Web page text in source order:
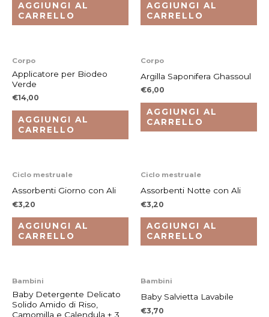
AGGIUNGI AL
CARRELLO
AGGIUNGI AL
CARRELLO
Corpo
Applicatore per Biodeo
Verde
€14,00
AGGIUNGI AL
CARRELLO
Corpo
Argilla Saponifera Ghassoul
€6,00
AGGIUNGI AL
CARRELLO
Ciclo mestruale
Assorbenti Giorno con Ali
€3,20
AGGIUNGI AL
CARRELLO
Ciclo mestruale
Assorbenti Notte con Ali
€3,20
AGGIUNGI AL
CARRELLO
Bambini
Baby Detergente Delicato
Solido Amido di Riso,
Camomilla e Calendula + 3
Bambini
Baby Salvietta Lavabile
€3,70